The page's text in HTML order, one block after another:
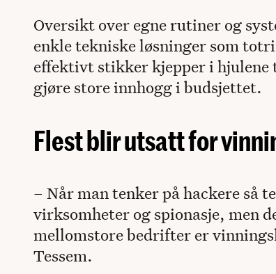
Oversikt over egne rutiner og
enkle tekniske løsninger som
effektivt stikker kjepper i hjulene
gjøre store innhogg i budsjettet.
Flest blir utsatt for
– Når man tenker på hackere så
virksomheter og spionasje, men
mellomstore bedrifter er
Tessem.